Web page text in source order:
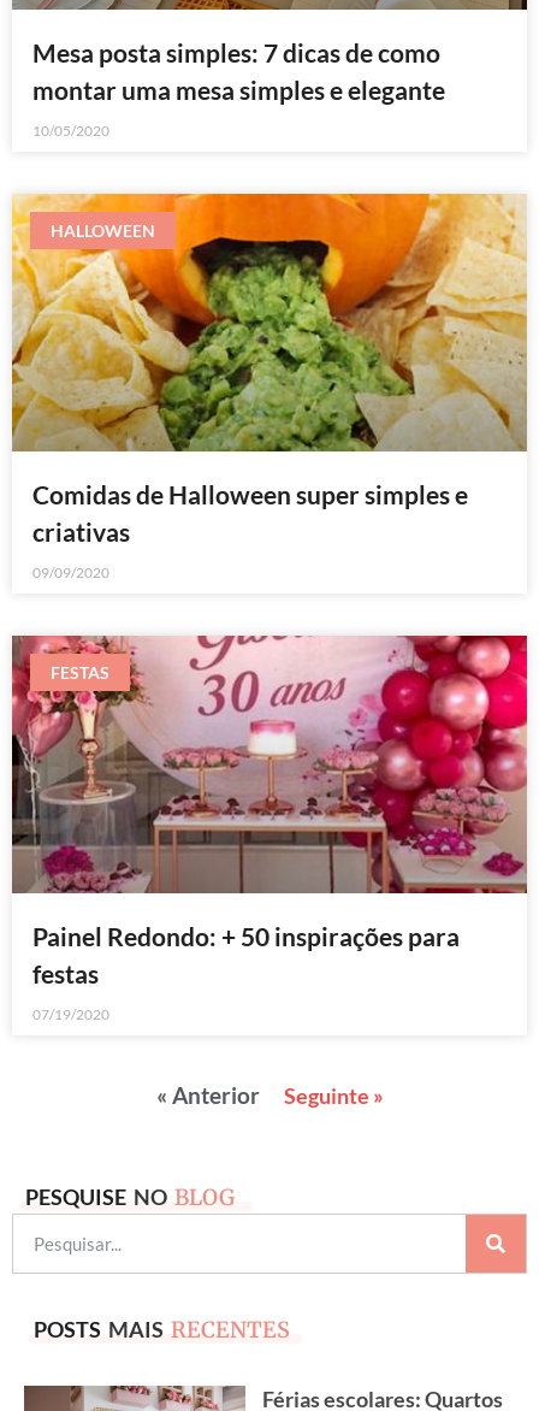
Mesa posta simples: 7 dicas de como
montar uma mesa simples e elegante
10/05/2020
HALLOWEEN
Comidas de Halloween super simples e
criativas
09/09/2020
FESTAS
Painel Redondo: + 50 inspirações para
festas
07/19/2020
« Anterior Seguinte »
PESQUISE NO BLOG
POSTS MAIS RECENTES
Férias escolares: Quartos